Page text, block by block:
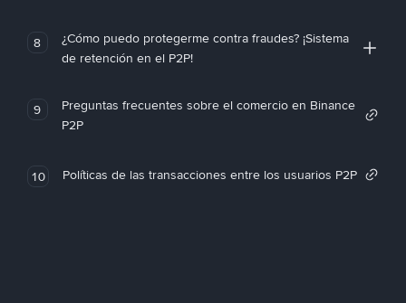
8
¿Cómo puedo protegerme contra fraudes? ¡Sistema
de retención en el P2P!
9
Preguntas frecuentes sobre el comercio en Binance
P2P
10 Políticas de las transacciones entre los usuarios P2P